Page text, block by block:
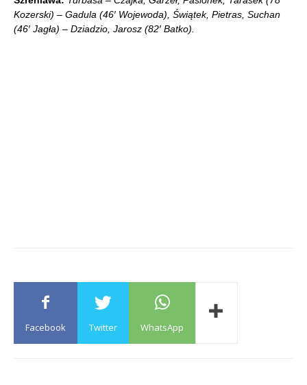
Kozerski) – Gadula (46′ Wojewoda), Świątek, Pietras, Suchan
(46′ Jagła) – Dziadzio, Jarosz (82′ Batko).
Facebook Twitter WhatsApp